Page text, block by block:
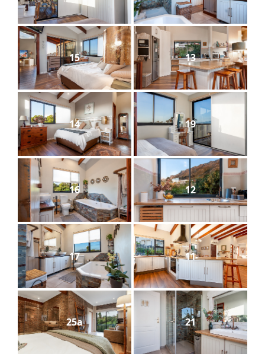
15 13
14 19
16 12
17 11
25a 21